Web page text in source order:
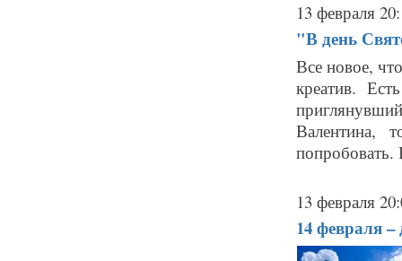
13 февраля
"В день
Все новое,
креатив.
Валентина,
попробовать.
13 февраля
14 февраля